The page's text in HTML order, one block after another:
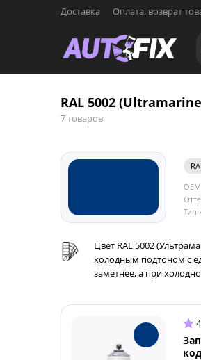
Доставка Оплата, возврат
RAL 5002
7 товаров
Тип
Цвет RAL 5002
холодным подтоном с
заметнее, а при